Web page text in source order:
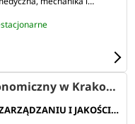
Uniwersytet Ekonomiczny w Krakowie
KOLEGIUM NAUK O ZARZĄDZANIU I JAKOŚCI UE W KRAKOWIE